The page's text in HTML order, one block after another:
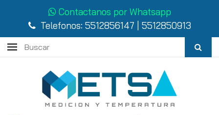
Contactanos por Whatsapp
Telefonos: 5512856147 5512850913